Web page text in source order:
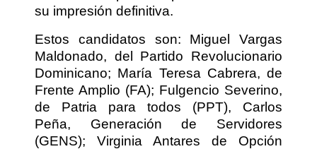
su impresión definitiva.
Estos candidatos son: Miguel Vargas
Maldonado, del Partido Revolucionario
Dominicano; María Teresa Cabrera, de
Frente Amplio (FA); Fulgencio Severino,
de Patria para todos (PPT), Carlos
Peña, Generación de Servidores
(GENS); Virginia Antares de Opción